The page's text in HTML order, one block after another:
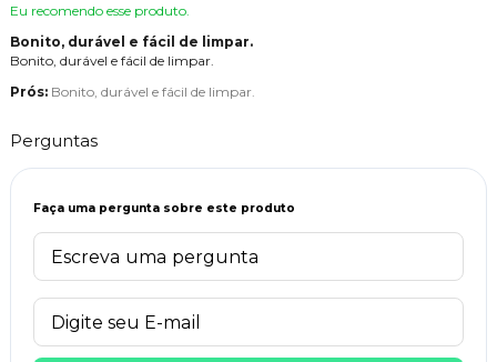
Eu recomendo esse produto.
Bonito, durável e fácil de limpar.
Bonito, durável e fácil de limpar.
Prós: Bonito, durável e fácil de limpar.
Perguntas
Faça uma pergunta sobre este produto